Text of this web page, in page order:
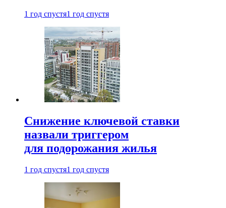
1 год спустя1 год спустя
Снижение ключевой ставки
назвали триггером
для подорожания жилья
1 год спустя1 год спустя